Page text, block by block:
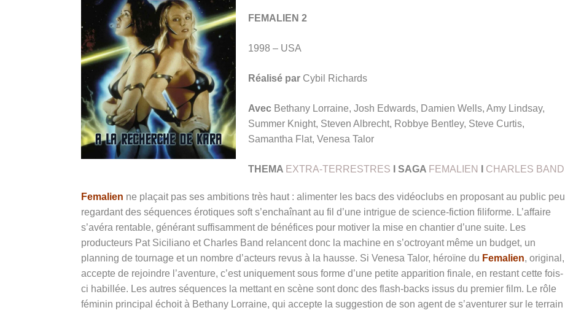
FEMALIEN 2
1998 – USA
Réalisé par Cybil Richards
Avec Bethany Lorraine, Josh Edwards, Damien Wells, Amy Lindsay,
Summer Knight, Steven Albrecht, Robbye Bentley, Steve Curtis,
Samantha Flat, Venesa Talor
THEMA EXTRA-TERRESTRES I SAGA FEMALIEN CHARLES BAND
Femalien ne plaçait pas ses ambitions très haut : alimenter les bacs des vidéoclubs en proposant au public peu
regardant des séquences érotiques soft s’enchaînant au fil d’une intrigue de science-fiction filiforme. L’affaire
s’avéra rentable, générant suffisamment de bénéfices pour motiver la mise en chantier d’une suite. Les
producteurs Pat Siciliano et Charles Band relancent donc la machine en s’octroyant même un budget, un
planning de tournage et un nombre d’acteurs revus à la hausse. Si Venesa Talor, héroïne du Femalien, original,
accepte de rejoindre l’aventure, c’est uniquement sous forme d’une petite apparition finale, en restant cette fois-
ci habillée. Les autres séquences la mettant en scène sont donc des flash-backs issus du premier film. Le rôle
féminin principal échoit à Bethany Lorraine, qui accepte la suggestion de son agent de s’aventurer sur le terrain